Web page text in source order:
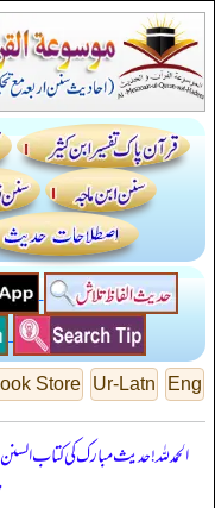
Eng
Ur-Latn
Store
الحمدللہ! حدیث مبارک کی کتاب